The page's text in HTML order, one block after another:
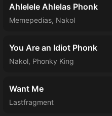
Ahlelele Ahlelas Phonk
Memepedias, Nakol
You Are an Idiot Phonk
Nakol, Phonky King
Want Me
Lastfragment